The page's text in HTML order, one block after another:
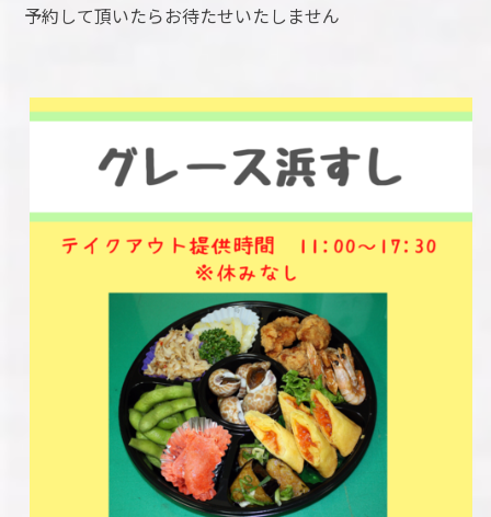
予約して頂いたらお待たせいたしません